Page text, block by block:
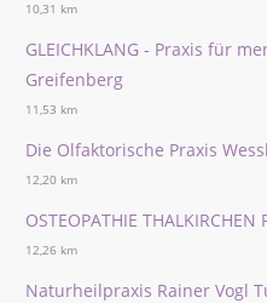
10,31 km
GLEICHKLANG - Praxis für
Greifenberg
11,53 km
Die Olfaktorische Praxis
12,20 km
OSTEOPATHIE
12,26 km
Naturheilpraxis Rainer Vogl